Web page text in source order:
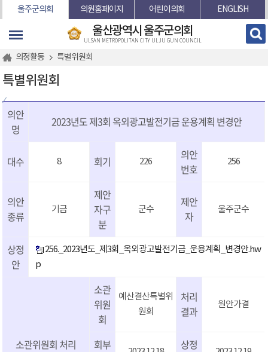
본문바로가기
울주군의회 의원홈페이지 어린이의회 ENGLISH
울산광역시 울주군의회
ULSAN METROPOLITAN CITY ULJU GUN COUNCIL
의정활동 특별위원회
특별위원회
의안
명
2023년도 제3회 옥외광고발전기금 운용계획 변경안
대수 8 회기 226
의안
번호
256
의안
종류
기금
제안
자구
분
군수
제안
자
울주군수
상정
안
256._2023년도_제3회_옥외광고발전기금_운용계획_변경안.hw
p
소관위원회 처리
소관
위원
회
예산결산특별위
원회
처리
결과
원안가결
회부
상정